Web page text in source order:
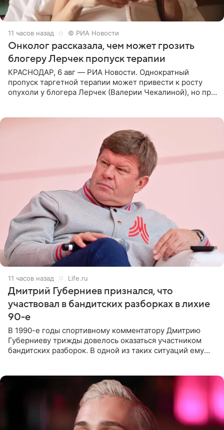
11 часов назад © РИА Новости
Онколог рассказала, чем может грозить
блогеру Лерчек пропуск терапии
КРАСНОДАР, 6 авг — РИА Новости. Однократный
пропуск таргетной терапии может привести к росту
опухоли у блогера Лерчек (Валерии Чекалиной), но при
11 часов назад Life.ru
Дмитрий Губерниев признался, что
участвовал в бандитских разборках в лихие
90-е
В 1990-е годы спортивному комментатору Дмитрию
Губерниеву трижды довелось оказаться участником
бандитских разборок. В одной из таких ситуаций ему